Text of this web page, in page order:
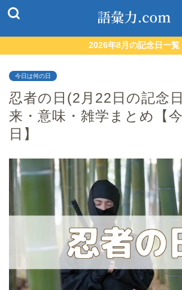
2026年8月の記念日一覧
今日は何の日
忍者の日(2月22日の記念
来・意味・雑学まとめ【
日】